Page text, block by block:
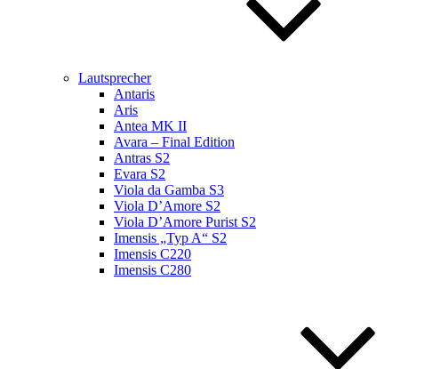
Lautsprecher
Antaris
Aris
Antea MK II
Avara – Final Edition
Antras S2
Evara S2
Viola da Gamba S3
Viola D’Amore S2
Viola D’Amore Purist S2
Imensis „Typ A“ S2
Imensis C220
Imensis C280